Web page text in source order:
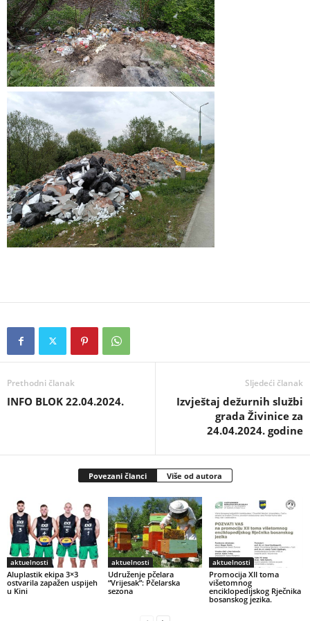
Prethodni članak
INFO BLOK 22.04.2024.
Sljedeći članak
Izvještaj dežurnih službi
grada Živinice za
24.04.2024. godine
Povezani članci Više od autora
aktuelnosti
Aluplastik ekipa 3×3
ostvarila zapažen uspijeh
u Kini
aktuelnosti
Udruženje pčelara
“Vrijesak”: Pčelarska
sezona
aktuelnosti
Promocija XII toma
višetomnog
enciklopedijskog Rječnika
bosanskog jezika.